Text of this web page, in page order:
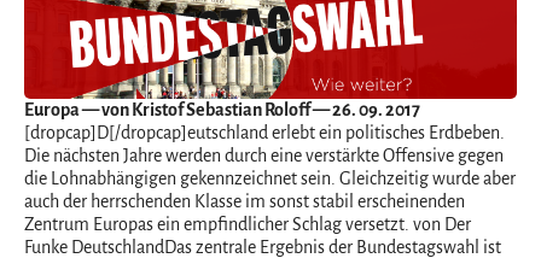
Europa— von Kristof Sebastian Roloff — 26. 09. 2017
[dropcap]D[/dropcap]eutschland erlebt ein politisches Erdbeben.
Die nächsten Jahre werden durch eine verstärkte Offensive gegen
die Lohnabhängigen gekennzeichnet sein. Gleichzeitig wurde aber
auch der herrschenden Klasse im sonst stabil erscheinenden
Zentrum Europas ein empfindlicher Schlag versetzt. von Der
Funke DeutschlandDas zentrale Ergebnis der Bundestagswahl ist